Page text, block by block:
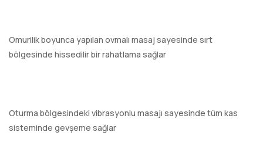
Omurilik boyunca yapılan ovmalı masaj sayesinde sırt
bölgesinde hissedilir bir rahatlama sağlar
Oturma bölgesindeki vibrasyonlu masajı sayesinde tüm kas
sisteminde gevşeme sağlar